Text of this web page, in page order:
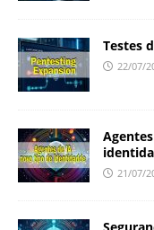
Testes
22/07/
21/07/